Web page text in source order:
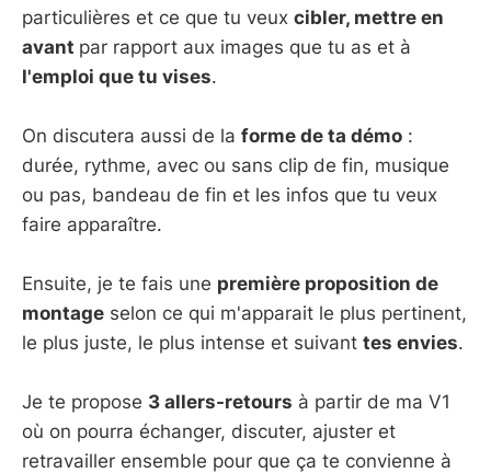
particulières et ce que tu veux cibler, mettre en
avant par rapport aux images que tu as et à
l'emploi que tu vises.
On discutera aussi de la forme de ta démo :
durée, rythme, avec ou sans clip de fin, musique
ou pas, bandeau de fin et les infos que tu veux
faire apparaître.
Ensuite, je te fais une première proposition de
montage selon ce qui m'apparait le plus pertinent,
le plus juste, le plus intense et suivant tes envies.
Je te propose 3 allers-retours à partir de ma V1
où on pourra échanger, discuter, ajuster et
retravailler ensemble pour que ça te convienne à